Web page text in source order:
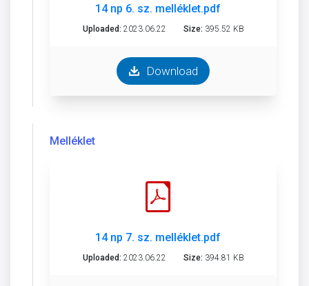
14 np 6. sz. melléklet.pdf
Uploaded: 2023.06.22 Size: 395.52 KB
Download
Melléklet
14 np 7. sz. melléklet.pdf
Uploaded: 2023.06.22 Size: 394.81 KB